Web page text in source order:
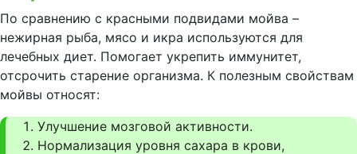
По сравнению с красными подвидами мойва –
нежирная рыба, мясо и икра используются для
лечебных диет. Помогает укрепить иммунитет,
отсрочить старение организма. К полезным свойствам
мойвы относят:
Улучшение мозговой активности.
Нормализация уровня сахара в крови,